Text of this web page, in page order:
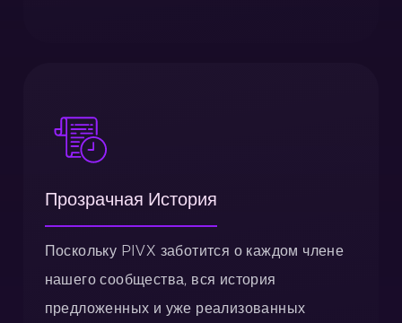
Прозрачная История
Поскольку PIVX заботится о каждом члене
нашего сообщества, вся история
предложенных и уже реализованных